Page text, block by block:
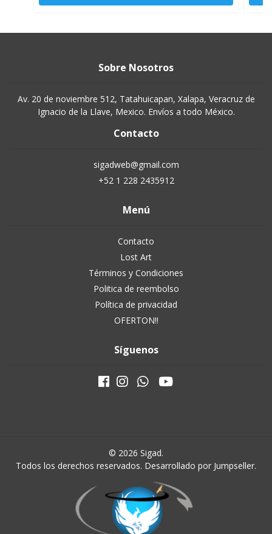
Sobre Nosotros
Av. 20 de noviembre 512, Tatahuicapan, Xalapa, Veracruz de
Ignacio de la Llave, Mexico. Envíos a todo México.
Contacto
sigadweb@gmail.com
+52 1 228 2435912
Menú
Contacto
Lost Art
Términos y Condiciones
Politica de reembolso
Política de privacidad
OFERTON!!
Síguenos
© 2026 Sigad.
Todos los derechos reservados. Desarrollado por Jumpseller.